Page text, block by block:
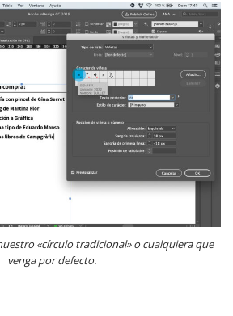
«círculo tradicional» o cualquiera que
venga por defecto.